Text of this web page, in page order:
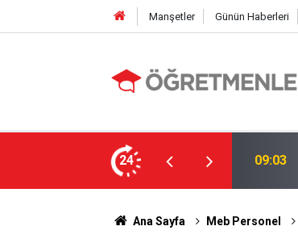
Manşetler Günün Haberleri
24
İlde Norm Kadro Tıkanıklığı
19:02
Ana Sayfa Meb Personel